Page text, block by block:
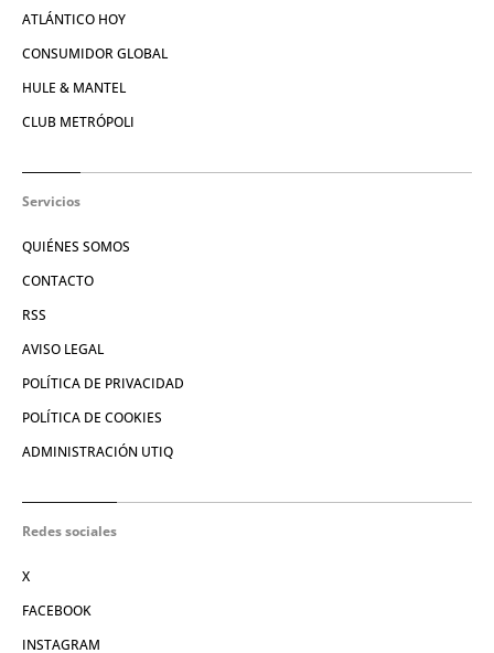
ATLÁNTICO HOY
CONSUMIDOR GLOBAL
HULE & MANTEL
CLUB METRÓPOLI
Servicios
QUIÉNES SOMOS
CONTACTO
RSS
AVISO LEGAL
POLÍTICA DE PRIVACIDAD
POLÍTICA DE COOKIES
ADMINISTRACIÓN UTIQ
Redes sociales
X
FACEBOOK
INSTAGRAM